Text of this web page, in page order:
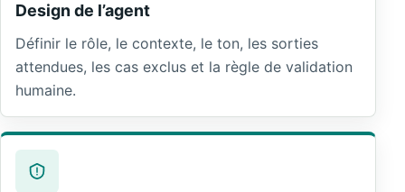
Design de l’agent
Définir le rôle, le contexte, le ton, les sorties
attendues, les cas exclus et la règle de validation
humaine.